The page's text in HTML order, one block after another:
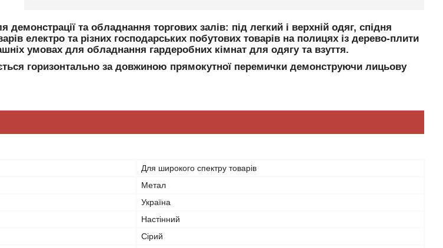
демонстрації та обладнання торгових залів: під легкий і верхній одяг, спідня
електро та різних господарських побутових товарів на полицях із дерево-плити
умовах для обладнання гардеробних кімнат для одягу та взуття.
горизонтально за довжиною прямокутної перемички демонструючи лицьову
Для широкого спектру товарів
Метал
Україна
Настінний
Сірий